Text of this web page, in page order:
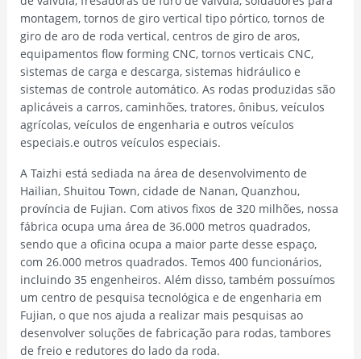
montagem, tornos de giro vertical tipo pórtico, tornos de
giro de aro de roda vertical, centros de giro de aros,
equipamentos flow forming CNC, tornos verticais CNC,
sistemas de carga e descarga, sistemas hidráulico e
sistemas de controle automático. As rodas produzidas são
aplicáveis a carros, caminhões, tratores, ônibus, veículos
agrícolas, veículos de engenharia e outros veículos
especiais.e outros veículos especiais.
A Taizhi está sediada na área de desenvolvimento de
Hailian, Shuitou Town, cidade de Nanan, Quanzhou,
província de Fujian. Com ativos fixos de 320 milhões, nossa
fábrica ocupa uma área de 36.000 metros quadrados,
sendo que a oficina ocupa a maior parte desse espaço,
com 26.000 metros quadrados. Temos 400 funcionários,
incluindo 35 engenheiros. Além disso, também possuímos
um centro de pesquisa tecnológica e de engenharia em
Fujian, o que nos ajuda a realizar mais pesquisas ao
desenvolver soluções de fabricação para rodas, tambores
de freio e redutores do lado da roda.